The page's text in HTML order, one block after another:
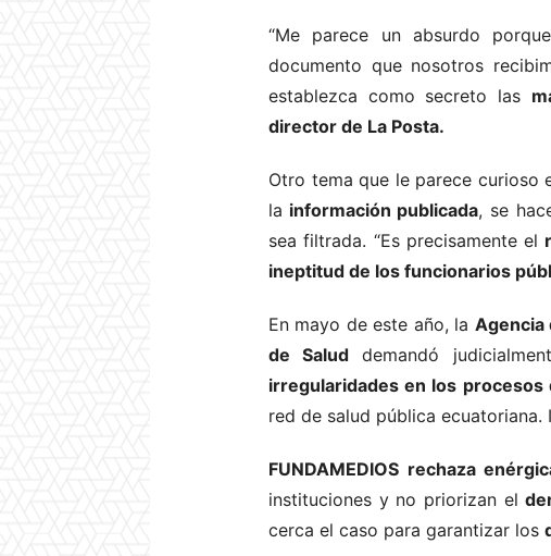
“Me parece un absurdo
documento que nosotros
establezca como secreto las
director de La Posta.
Otro tema que le parece curioso
la información publicada, se
sea filtrada. “Es precisamente el
ineptitud de los funcionarios
En mayo de este año, la Agencia
de Salud demandó
irregularidades en los
red de salud pública
FUNDAMEDIOS rechaza
instituciones y no priorizan el
cerca el caso para garantizar los